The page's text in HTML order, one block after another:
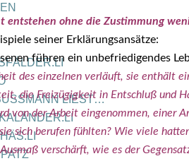
LIEST…
ent­ste­hen ohne die Zustim­mung
sei­ner Erklä­rungs­an­sät­ze:
füh­ren ein unbe­frie­di­gen­des
des ein­zel­nen ver­läuft, sie ent­hält
die Frei­zü­gig­keit in Ent­schluß und
von der Arbeit ein­ge­nom­men, einer
sich beru­fen fühl­ten? Wie vie­le
ver­schärft, wie es der